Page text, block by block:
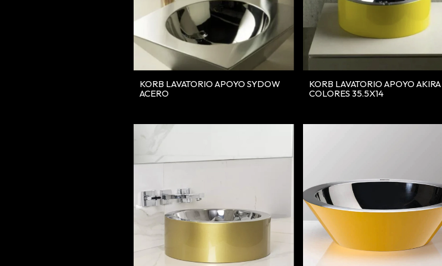
KORB LAVATORIO APOYO SYDOW
ACERO
KORB LAVATORIO APOYO AKIRA
COLORES 35.5X14